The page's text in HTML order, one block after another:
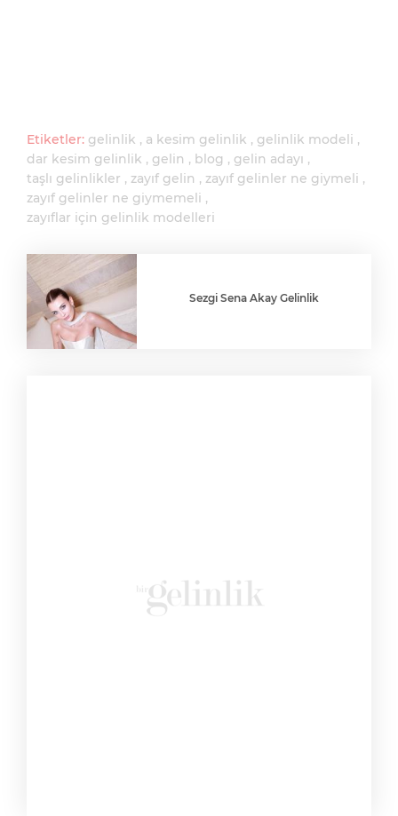
Etiketler: gelinlik a kesim gelinlik
gelinlik modeli
dar kesim gelinlik
gelin blog
gelin adayı
taşlı gelinlikler
zayıf gelin
zayıf gelinler ne giymeli
zayıf gelinler ne giymemeli
zayıflar için gelinlik modelleri
Sezgi Sena Akay Gelinlik